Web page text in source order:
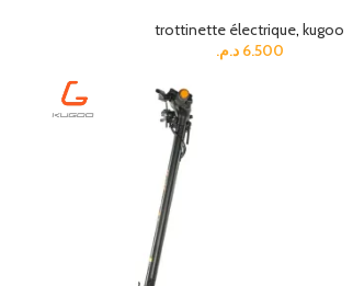
trottinette électrique,kugoo
6.500 د.م.